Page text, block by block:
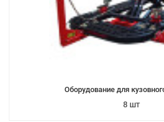
Оборудование для
8 шт